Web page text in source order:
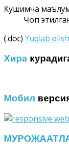
Кушимча
Чоп
(.doc) Yuqlab olish
Хира
Мобил